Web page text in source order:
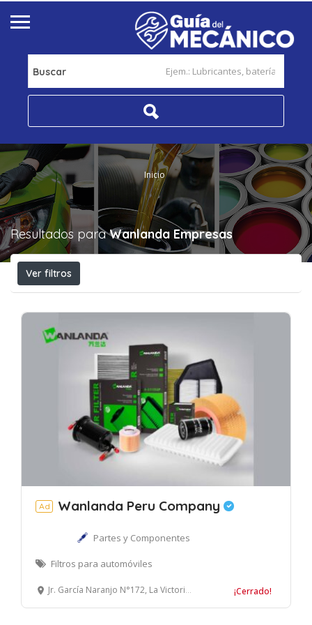
Buscar
Inicio
Resultados paraWanlanda Empresas
Ver filtros
Ad Wanlanda Peru Company
Partes y Componentes
Filtros para automóviles
Jr. García Naranjo N°172, La Victoria, Lima. ¡Cerrado!